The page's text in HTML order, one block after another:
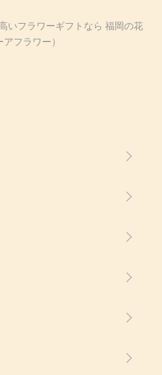
いフラワーギフトなら 福岡の花
フラワー）